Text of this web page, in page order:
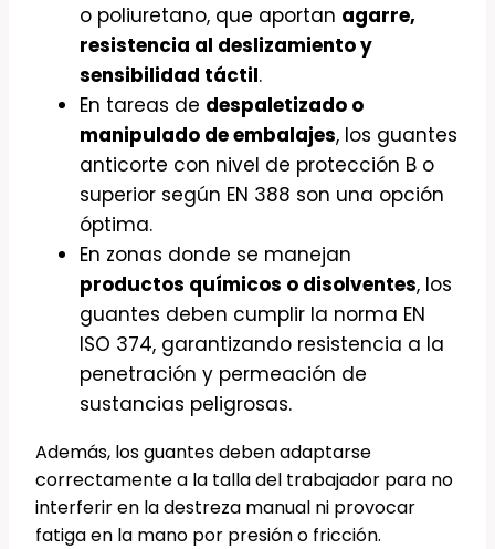
o poliuretano, que aportan agarre,
resistencia al deslizamiento y
sensibilidad táctil.
En tareas de despaletizado o
manipulado de embalajes, los guantes
anticorte con nivel de protección B o
superior según EN 388 son una opción
óptima.
En zonas donde se manejan
productos químicos o disolventes, los
guantes deben cumplir la norma EN
ISO 374, garantizando resistencia a la
penetración y permeación de
sustancias peligrosas.
Además, los guantes deben adaptarse
correctamente a la talla del trabajador para no
interferir en la destreza manual ni provocar
fatiga en la mano por presión o fricción.